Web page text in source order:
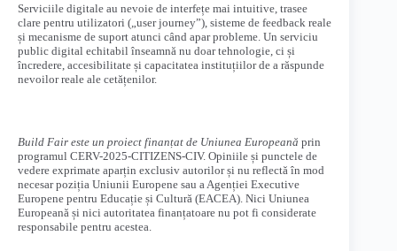
Serviciile digitale au nevoie de interfețe mai intuitive, trasee
clare pentru utilizatori („user journey”), sisteme de feedback reale
și mecanisme de suport atunci când apar probleme. Un serviciu
public digital echitabil înseamnă nu doar tehnologie, ci și
încredere, accesibilitate și capacitatea instituțiilor de a răspunde
nevoilor reale ale cetățenilor.
Build Fair este un proiect finanțat de Uniunea Europeană prin
programul CERV-2025-CITIZENS-CIV. Opiniile și punctele de
vedere exprimate aparțin exclusiv autorilor și nu reflectă în mod
necesar poziția Uniunii Europene sau a Agenției Executive
Europene pentru Educație și Cultură (EACEA). Nici Uniunea
Europeană și nici autoritatea finanțatoare nu pot fi considerate
responsabile pentru acestea.